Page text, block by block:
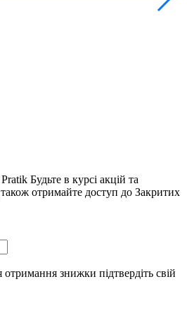
Будьте в курсі акцій та
отримайте доступ до Закритих
знижки підтвердіть свій